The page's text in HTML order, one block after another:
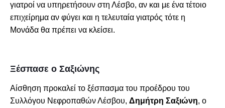
γιατροί να υπηρετήσουν στη Λέσβο, αν και με ένα τέτοιο
επιχείρημα αν φύγει και η τελευταία γιατρός τότε η
Μονάδα θα πρέπει να κλείσει.
Ξέσπασε ο Σαξιώνης
Αίσθηση προκαλεί το ξέσπασμα του προέδρου του
Συλλόγου Νεφροπαθών Λέσβου, Δημήτρη Σαξιώνη, ο